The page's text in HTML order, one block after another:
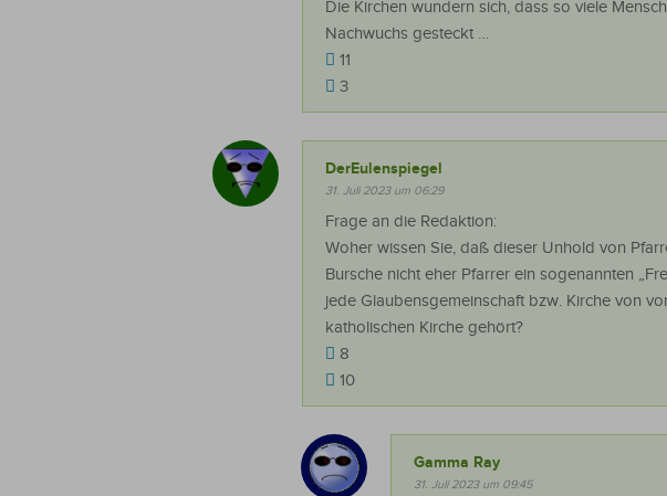
Die Kirchen wundern sich, dass so viele
Nachwuchs gesteckt …
11
3
DerEulenspiegel
31. Juli 2023 um 06:29
Frage an die Redaktion:
Woher wissen Sie, daß dieser Unhold von
Bursche nicht eher Pfarrer ein sogenannten
jede Glaubensgemeinschaft bzw. Kirche von
katholischen Kirche gehört?
8
10
Gamma Ray
31. Juli 2023 um 09:45